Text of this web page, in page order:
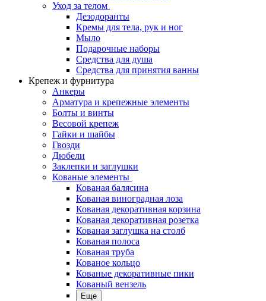
Уход за телом
Дезодоранты
Кремы для тела, рук и ног
Мыло
Подарочные наборы
Средства для душа
Средства для принятия ванны
Крепеж и фурнитура
Анкеры
Арматура и крепежные элементы
Болты и винты
Весовой крепеж
Гайки и шайбы
Гвозди
Дюбели
Заклепки и заглушки
Кованые элементы
Кованая балясина
Кованая виноградная лоза
Кованая декоративная корзина
Кованая декоративная розетка
Кованая заглушка на столб
Кованая полоса
Кованая труба
Кованое кольцо
Кованые декоративные пики
Кованый вензель
Еще